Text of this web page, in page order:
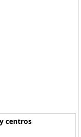
centros